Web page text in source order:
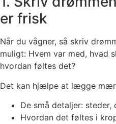
er frisk
Når du vågner, så skriv
muligt: Hvem var med, hvad
hvordan føltes det?
Det kan hjælpe at lægge
De små detaljer: steder,
Hvordan det føltes i